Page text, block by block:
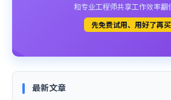
和专业工程师共享工作效率翻
先免费试用、用好了再
最新文章